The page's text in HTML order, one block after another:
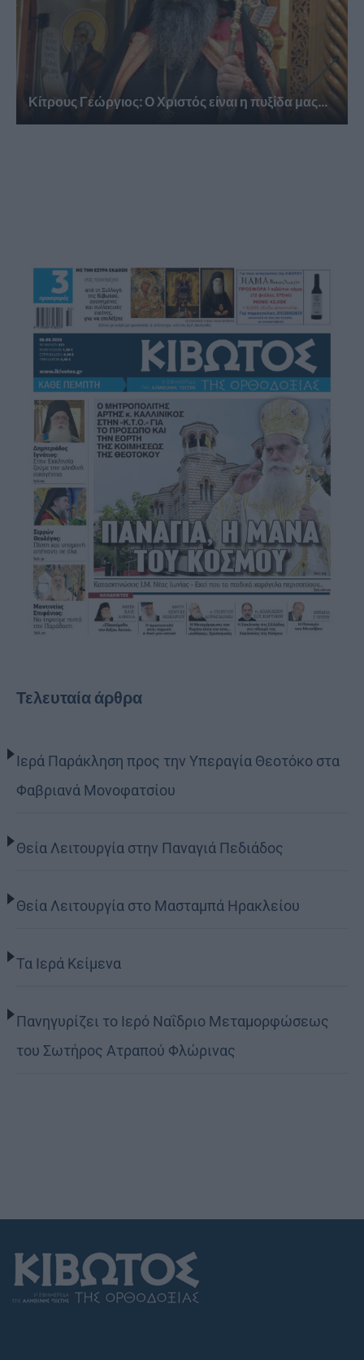
Κίτρους Γεώργιος: Ο Χριστός είναι η πυξίδα μας...
Τελευταία άρθρα
Ιερά Παράκληση προς την Υπεραγία Θεοτόκο στα
Φαβριανά Μονοφατσίου
Θεία Λειτουργία στην Παναγιά Πεδιάδος
Θεία Λειτουργία στο Μασταμπά Ηρακλείου
Τα Ιερά Κείμενα
Πανηγυρίζει το Ιερό Ναΐδριο Μεταμορφώσεως
του Σωτήρος Ατραπού Φλώρινας